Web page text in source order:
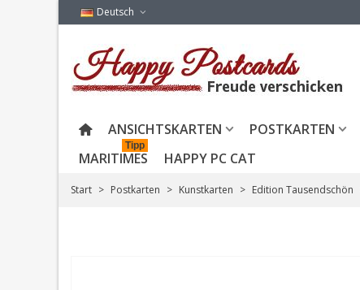
Deutsch
ANSICHTSKARTEN POSTKARTEN
MARITIMES
Tipp
HAPPY PC CAT
Start > Postkarten > Kunstkarten > Edition Tausendschön